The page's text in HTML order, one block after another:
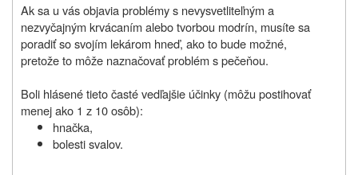
Ak sa u vás objavia problémy s nevysvetliteľným a
nezvyčajným krvácaním alebo tvorbou modrín, musíte sa
poradiť so svojím lekárom hneď, ako to bude možné,
pretože to môže naznačovať problém s pečeňou.
Boli hlásené tieto časté vedľajšie účinky (môžu postihovať
menej ako 1 z 10 osôb):
hnačka,
bolesti svalov.